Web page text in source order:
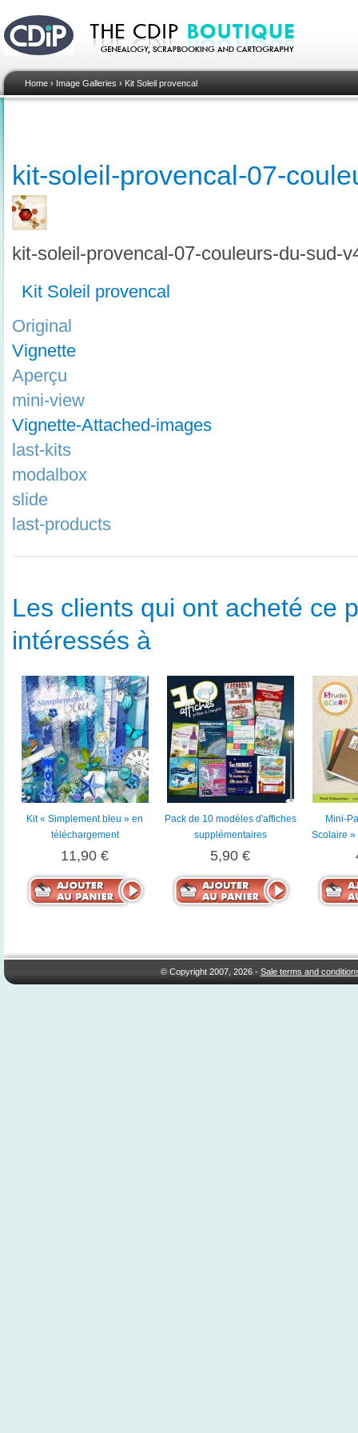
Home › Image Galleries › Kit Soleil provencal
kit-soleil-provencal-07-
kit-soleil-provencal-07-couleurs-du-sud-
Kit Soleil provencal
Original
Vignette
Aperçu
mini-view
Vignette-Attached-images
last-kits
modalbox
slide
last-products
Les clients qui ont acheté ce
intéressés à
Kit « Simplement bleu » en
téléchargement
11,90 €
Pack de 10 modèles d'affiches
supplémentaires
5,90 €
Mini-
Scolaire »
© Copyright 2007, 2026 -Sale terms and